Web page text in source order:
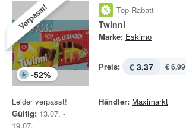
Verpasst!
-52%
Top Rabatt
Twinni
Marke: Eskimo
Preis: € 3,37 € 6,99
Leider verpasst!
Gültig: 13.07. -
19.07.
Händler: Maximarkt